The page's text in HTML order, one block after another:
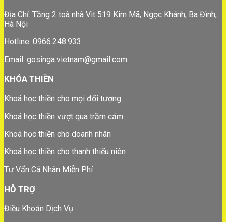
Địa Chỉ: Tầng 2 toà nhà Vit 519 Kim Mã, Ngọc Khánh, Ba Đình,
Hà Nội
Hotline: 0966.248.933
Email: gosinga.vietnam@gmail.com
KHÓA THIỀN
Khoá học thiền cho mọi đối tượng
Khoá học thiền vượt qua trầm cảm
Khoá học thiền cho doanh nhân
Khoá học thiền cho thanh thiếu niên
Tư Vấn Cá Nhân Miễn Phí
HỖ TRỢ
Điều Khoản Dịch Vụ